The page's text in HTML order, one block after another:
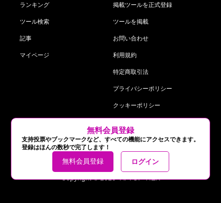
ランキング
ツール検索
記事
マイページ
掲載ツールを正式登録
ツールを掲載
お問い合わせ
利用規約
特定商取引法
プライバシーポリシー
クッキーポリシー
follow us on:
Copyright © 2025 AI TOP TIER
‍無料会員登録
支持投票やブックマークなど、すべての機能にアクセスできます。
登録はほんの数秒で完了します！
無料会員登録 ログイン